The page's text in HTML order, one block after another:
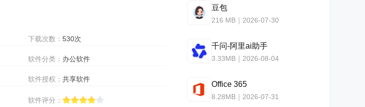
下载次数： 530次
软件分类： 办公软件
软件授权： 共享软件
软件评分：
豆包
216 MB｜2026-07-30
千问-阿里ai助手
3.33MB｜2026-08-04
Office 365
8.28MB｜2026-07-31